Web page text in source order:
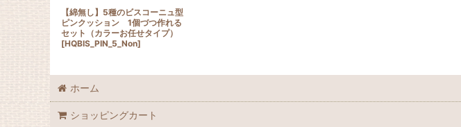
【綿無し】5種のビスコーニュ型
ピンクッション 1個づつ作れる
セット（カラーお任せタイプ）
[HQBIS_PIN_5_Non]
ホーム
ショッピングカート